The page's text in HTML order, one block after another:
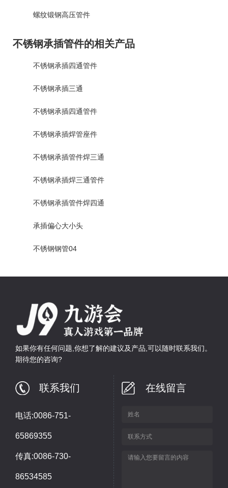
螺纹锻钢高压管件
不锈钢承插管件的相关产品
不锈钢承插四通管件
不锈钢承插三通
不锈钢承插四通管件
不锈钢承插焊管座件
不锈钢承插管件焊三通
不锈钢承插焊三通管件
不锈钢承插管件焊四通
承插偏心大小头
不锈钢钢管04
如果你有任何问题,你想了解的建议及产品,可以随时联系我们。
期待您的咨询?
联系我们
电话:0086-751-
65869355
传真:0086-730-
86534585
在线留言